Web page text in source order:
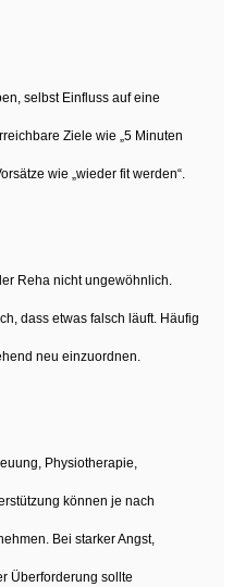
selbst Einfluss auf eine
Ziele wie „5 Minuten
wie „wieder fit werden“.
Reha nicht ungewöhnlich.
dass etwas falsch läuft. Häufig
neu einzuordnen.
Physiotherapie,
können je nach
Bei starker Angst,
Überforderung sollte